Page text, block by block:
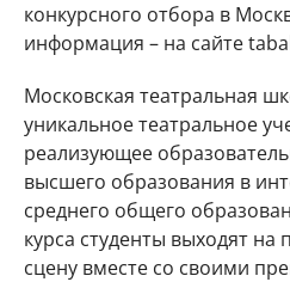
конкурсного отбора в
информация – на сайте
Московская театральная
уникальное театральное
реализующее
высшего образования в
среднего общего
курса студенты выходят
сцену вместе со своими